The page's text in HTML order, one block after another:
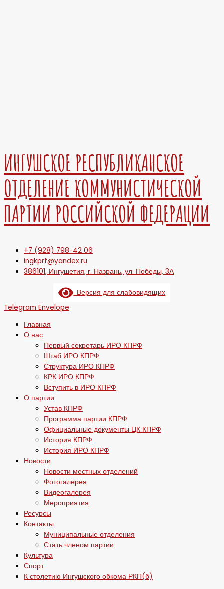
ИНГУШСКОЕ РЕСПУБЛИКАНСКОЕ
ОТДЕЛЕНИЕ КОММУНИСТИЧЕСКОЙ
ПАРТИИ РОССИЙСКОЙ ФЕДЕРАЦИИ
+7 (928) 798-42 06
ingkprf@yandex.ru
386101, Ингушетия, г. Назрань, ул. Победы, 3А
Версия для слабовидящих
Telegram Envelope
Главная
О нас
Первый секретарь ИРО КПРФ
Штаб ИРО КПРФ
Структура ИРО КПРФ
КРК ИРО КПРФ
Вступить в ИРО КПРФ
О партии
Устав КПРФ
Программа партии КПРФ
Официальные документы ЦК КПРФ
История КПРФ
История ИРО КПРФ
Новости
Новости местных отделений
Фотогалерея
Видеогалерея
Мероприятия
Ресурсы
Контакты
Муниципальные отделения
Стать членом партии
Культура
Спорт
К столетию Ингушского обкома РКП(б)